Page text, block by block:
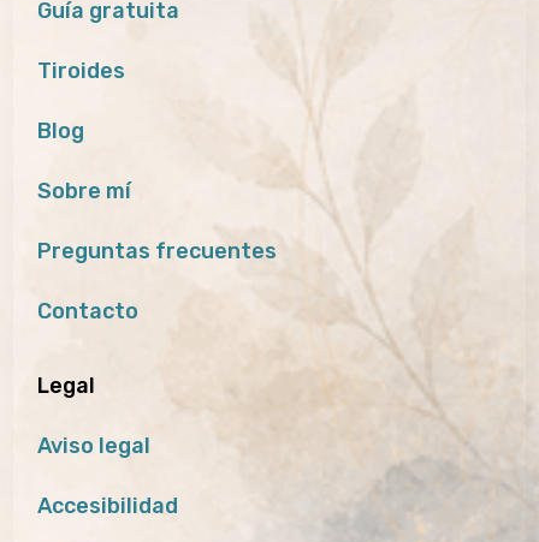
Guía gratuita
Tiroides
Blog
Sobre mí
Preguntas frecuentes
Contacto
Legal
Aviso legal
Accesibilidad